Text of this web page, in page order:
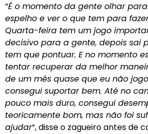
“É o momento da gente olhar
espelho e ver o que tem para
Quarta-feira tem um jogo
decisivo para a gente, depois sai
tem que pontuar. E no momento
tentar recuperar da melhor
de um mês quase que eu não
consegui suportar bem. Até no
pouco mais duro, consegui
teoricamente bom, mas não foi
ajudar“, disse o zagueiro antes de